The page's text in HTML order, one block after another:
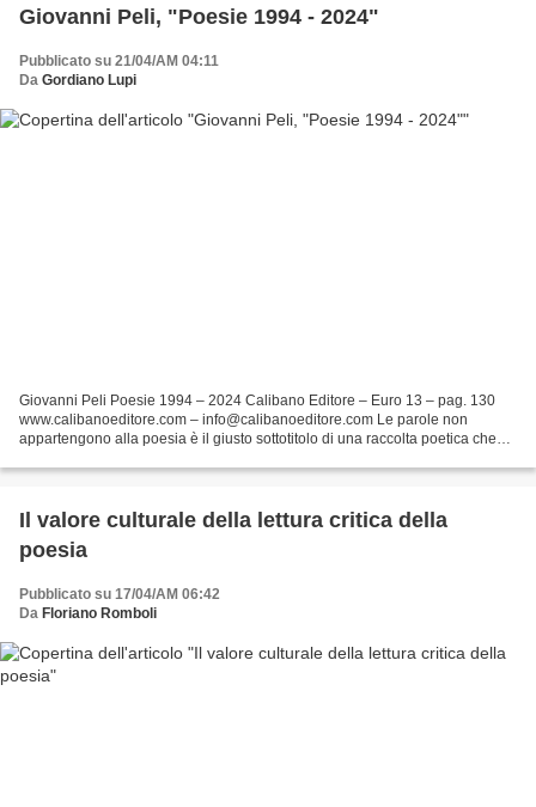
Giovanni Peli, "Poesie 1994 - 2024"
Pubblicato su 21/04/AM 04:11
Da Gordiano Lupi
Giovanni Peli Poesie 1994 – 2024 Calibano Editore – Euro 13 – pag. 130
www.calibanoeditore.com – info@calibanoeditore.com Le parole non
appartengono alla poesia è il giusto sottotitolo di una raccolta poetica che
Il valore culturale della lettura critica della
poesia
Pubblicato su 17/04/AM 06:42
Da Floriano Romboli